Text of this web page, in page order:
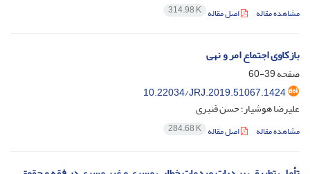
مشاهده مقاله اصل مقاله 314.98 K
بازکاوی اجتماع امر و نهی
صفحه39-60
10.22034/JRJ.2019.51067.1424
علیرضا هوشیار؛ حسن قنبری
مشاهده مقاله اصل مقاله 284.68 K